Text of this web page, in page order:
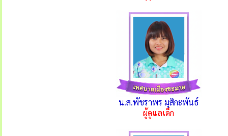
น.ส.พัชราพร มุสิกะพันธ์
ผู้ดูแลเด็ก